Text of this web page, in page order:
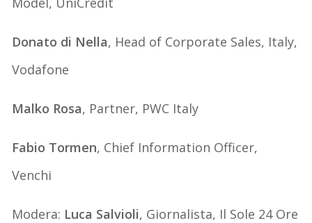
Donato di Nella, Head of Corporate Sales, Italy,
Vodafone
Malko Rosa, Partner, PWC Italy
Fabio Tormen, Chief Information Officer,
Venchi
Modera: Luca Salvioli, Giornalista, Il Sole 24 Ore